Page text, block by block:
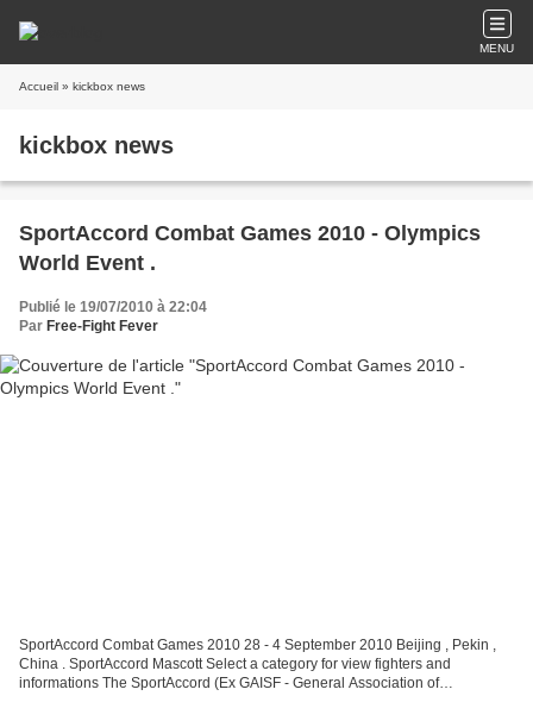
MENU
Accueil » kickbox news
kickbox news
SportAccord Combat Games 2010 - Olympics
World Event .
Publié le 19/07/2010 à 22:04
Par Free-Fight Fever
SportAccord Combat Games 2010 28 - 4 September 2010 Beijing , Pekin ,
China . SportAccord Mascott Select a category for view fighters and
informations The SportAccord (Ex GAISF - General Association of